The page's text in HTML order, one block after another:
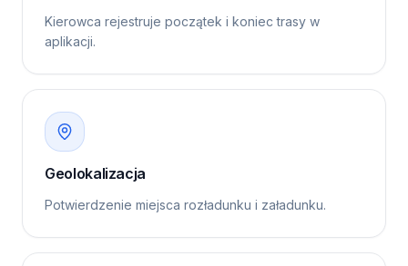
Kierowca rejestruje początek i koniec trasy w
aplikacji.
Geolokalizacja
Potwierdzenie miejsca rozładunku i załadunku.